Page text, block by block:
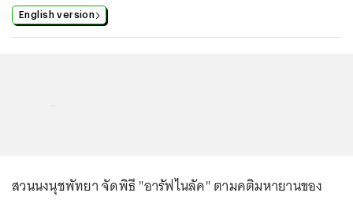
English version
สวนนงนุชพัทยา จัดพิธี "อารัฟไนลัค" ตามคติมหายานของ